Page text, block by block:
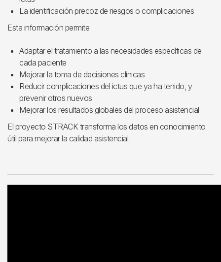
La identificación precoz de riesgos o complicaciones
Esta información permite:
Adaptar el tratamiento a las necesidades específicas de
cada paciente
Mejorar la toma de decisiones clínicas
Reducir complicaciones del ictus que ya ha tenido, y
prevenir otros nuevos
Mejorar los resultados globales del proceso asistencial
El proyecto STRACK transforma los datos en conocimiento
útil para mejorar la calidad asistencial.